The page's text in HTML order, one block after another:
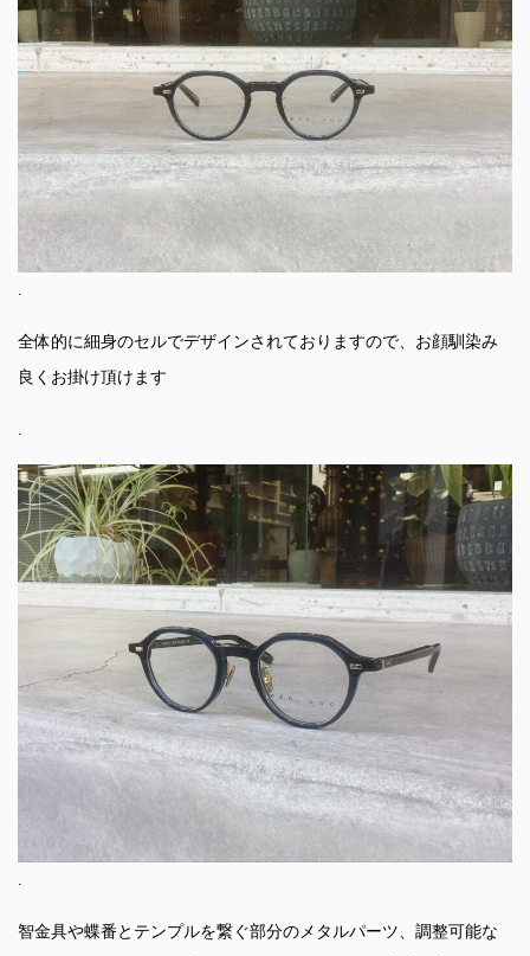
.
全体的に細身のセルでデザインされておりますので、お顔馴染み
良くお掛け頂けます
.
智金具や蝶番とテンプルを繋ぐ部分のメタルパーツ、調整可能な